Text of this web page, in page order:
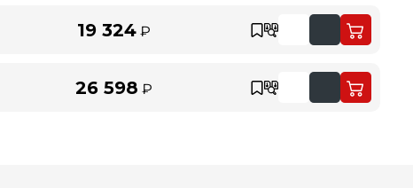
19 324₽
26 598 ₽